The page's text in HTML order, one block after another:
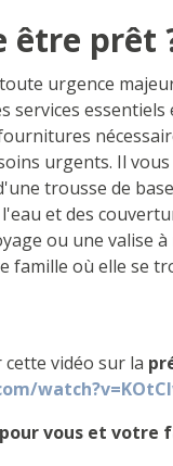
être prêt
urgence
services
urgents. Il
trousse de
et des
ou une valise
famille où elle se
vidéo sur la
vous et votre